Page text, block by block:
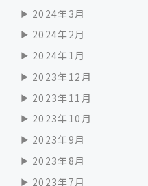
2024年3月
2024年2月
2024年1月
2023年12月
2023年11月
2023年10月
2023年9月
2023年8月
2023年7月